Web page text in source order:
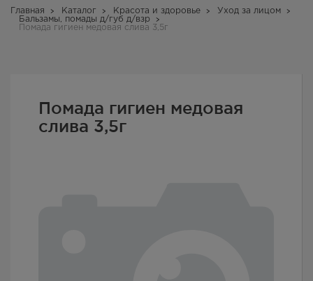
Главная Каталог Красота и здоровье
Уход за лицом
Бальзамы, помады д/губ д/взр
Помада гигиен медовая слива 3,5г
Помада гигиен медовая
слива 3,5г